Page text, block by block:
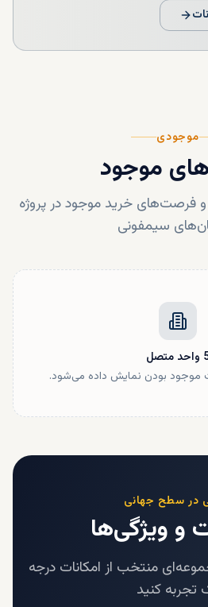
موجودی
موجود
فرصت‌های خرید موجود در پروژه
سیمفونی
واحد متصل
موجود بودن نمایش داده می‌شود.
در سطح جهانی
و ویژگی‌ها
منتخب از امکانات درجه
تجربه کنید